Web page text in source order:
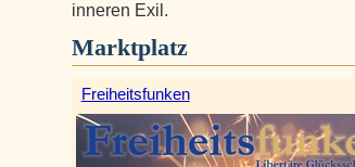
inneren Exil.
Marktplatz
Freiheitsfunken